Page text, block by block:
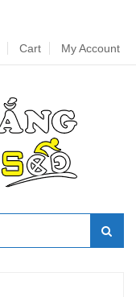
Cart My Account